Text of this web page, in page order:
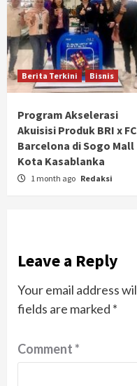
Berita Terkini Bisnis
Program Akselerasi
Akuisisi Produk BRI x FC
Barcelona di Sogo Mall
Kota Kasablanka
1 month ago Redaksi
Leave a Reply
Your email address
fields are marked *
Comment*